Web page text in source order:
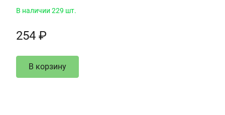
В наличии 229 шт.
254 ₽
В корзину